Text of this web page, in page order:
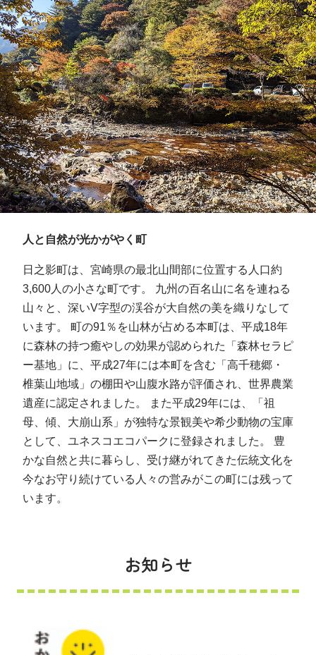
人と自然が光かがやく町
日之影町は、宮崎県の最北山間部に位置する人口約
3,600人の小さな町です。 九州の百名山に名を連ねる
山々と、深いV字型の渓谷が大自然の美を織りなして
います。 町の91％を山林が占める本町は、平成18年
に森林の持つ癒やしの効果が認められた「森林セラピ
ー基地」に、平成27年には本町を含む「高千穂郷・
椎葉山地域」の棚田や山腹水路が評価され、世界農業
遺産に認定されました。 また平成29年には、「祖
母、傾、大崩山系」が独特な景観美や希少動物の宝庫
として、ユネスコエコパークに登録されました。 豊
かな自然と共に暮らし、受け継がれてきた伝統文化を
今なお守り続けている人々の営みがこの町には残って
います。
お知らせ